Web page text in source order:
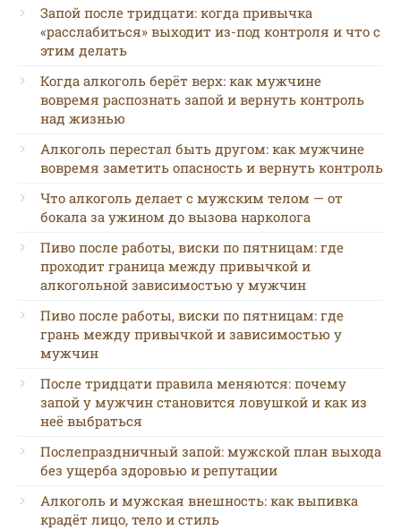
Запой после тридцати: когда привычка
«расслабиться» выходит из-под контроля и что с
этим делать
Когда алкоголь берёт верх: как мужчине
вовремя распознать запой и вернуть контроль
над жизнью
Алкоголь перестал быть другом: как мужчине
вовремя заметить опасность и вернуть контроль
Что алкоголь делает с мужским телом — от
бокала за ужином до вызова нарколога
Пиво после работы, виски по пятницам: где
проходит граница между привычкой и
алкогольной зависимостью у мужчин
Пиво после работы, виски по пятницам: где
грань между привычкой и зависимостью у
мужчин
После тридцати правила меняются: почему
запой у мужчин становится ловушкой и как из
неё выбраться
Послепраздничный запой: мужской план выхода
без ущерба здоровью и репутации
Алкоголь и мужская внешность: как выпивка
крадёт лицо, тело и стиль